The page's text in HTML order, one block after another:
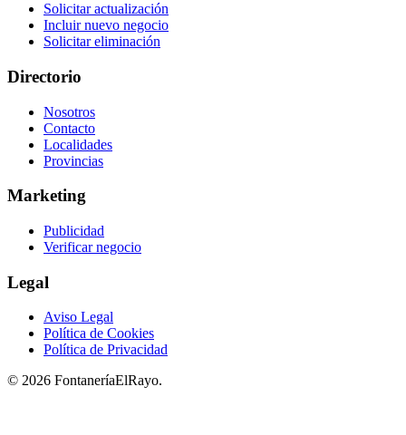
Solicitar actualización
Incluir nuevo negocio
Solicitar eliminación
Directorio
Nosotros
Contacto
Localidades
Provincias
Marketing
Publicidad
Verificar negocio
Legal
Aviso Legal
Política de Cookies
Política de Privacidad
© 2026 FontaneríaElRayo.